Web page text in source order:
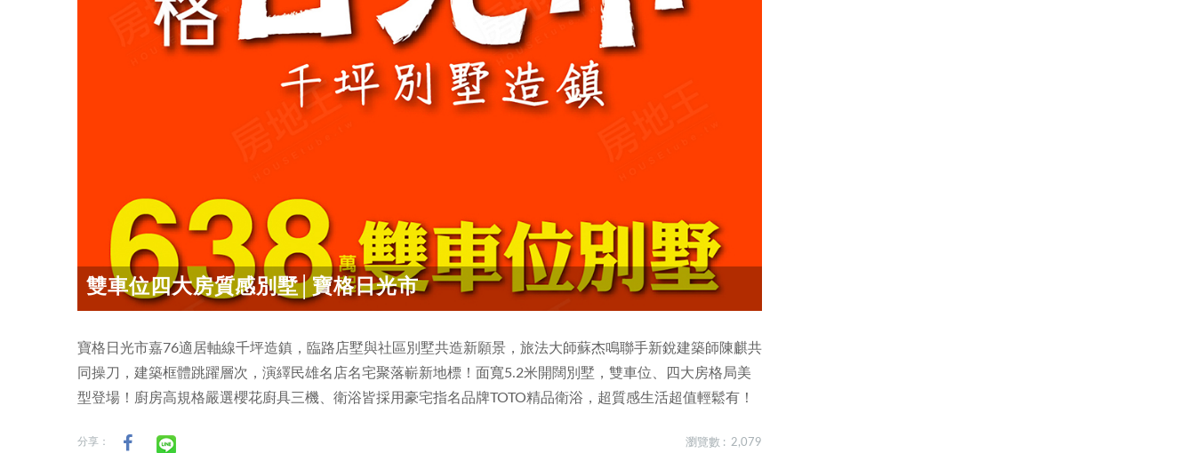
雙車位四大房質感別墅│寶格日光市
寶格日光市嘉76適居軸線千坪造鎮，臨路店墅與社區別墅共造新願景，旅法大師蘇杰鳴聯手新銳建築師陳麒共
同操刀，建築框體跳躍層次，演繹民雄名店名宅聚落嶄新地標！面寬5.2米開闊別墅，雙車位、四大房格局美
型登場！廚房高規格嚴選櫻花廚具三機、衛浴皆採用豪宅指名品牌TOTO精品衛浴，超質感生活超值輕鬆有！
分享： 瀏覽數 : 2,079